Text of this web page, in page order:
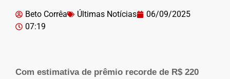
Beto Corrêa Últimas Notícias
06/09/2025
07:19
Com estimativa de prêmio recorde de R$ 220